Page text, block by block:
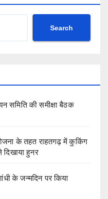
Search
समिति की समीक्षा बैठक
के तहत राहतगढ़ में कुकिंग
दिखाया हुनर
के जन्मदिन पर किया